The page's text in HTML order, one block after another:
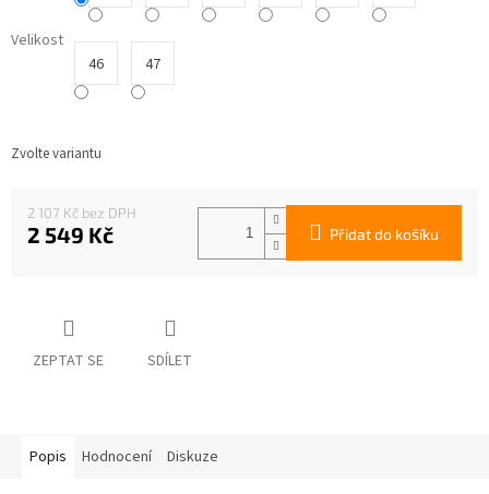
Velikost
46 47
ZEPTAT SE SDÍLET
Zvolte variantu
2 107 Kč
2 549 Kč Přidat do košíku
Popis Hodnocení Diskuze